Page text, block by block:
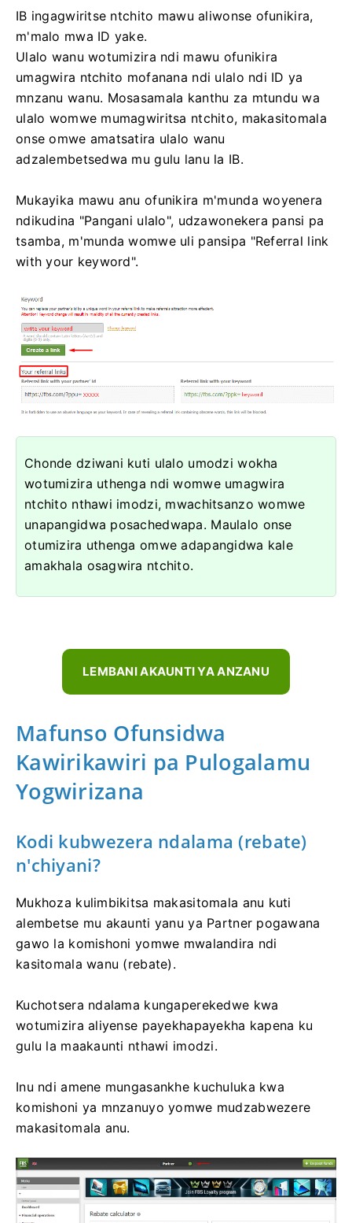
IB ingagwiritse ntchito mawu aliwonse ofunikira,
m'malo mwa ID yake.
Ulalo wanu wotumizira ndi mawu ofunikira
umagwira ntchito mofanana ndi ulalo ndi ID ya
mnzanu wanu. Mosasamala kanthu za mtundu wa
ulalo womwe mumagwiritsa ntchito, makasitomala
onse omwe amatsatira ulalo wanu
adzalembetsedwa mu gulu lanu la IB.
Mukayika mawu anu ofunikira m'munda woyenera
ndikudina "Pangani ulalo", udzawonekera pansi pa
tsamba, m'munda womwe uli pansipa "Referral link
with your keyword".
Chonde dziwani kuti ulalo umodzi wokha
wotumizira uthenga ndi womwe umagwira
ntchito nthawi imodzi, mwachitsanzo womwe
unapangidwa posachedwapa. Maulalo onse
otumizira uthenga omwe adapangidwa kale
amakhala osagwira ntchito.
LEMBANI AKAUNTI YA ANZANU
Mafunso Ofunsidwa
Kawirikawiri pa Pulogalamu
Yogwirizana
Kodi kubwezera ndalama (rebate)
n'chiyani?
Mukhoza kulimbikitsa makasitomala anu kuti
alembetse mu akaunti yanu ya Partner pogawana
gawo la komishoni yomwe mwalandira ndi
kasitomala wanu (rebate).
Kuchotsera ndalama kungaperekedwe kwa
wotumizira aliyense payekhapayekha kapena ku
gulu la maakaunti nthawi imodzi.
Inu ndi amene mungasankhe kuchuluka kwa
komishoni ya mnzanuyo yomwe mudzabwezere
makasitomala anu.